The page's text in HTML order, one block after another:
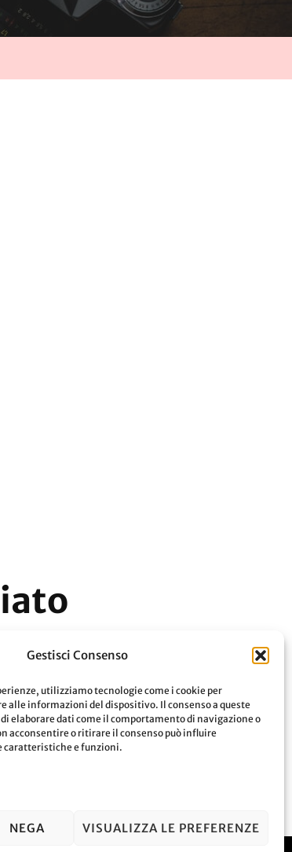
Gestisci Consenso
utilizziamo tecnologie come i cookie per
alle informazioni del dispositivo. Il consenso a queste
elaborare dati come il comportamento di navigazione o
acconsentire o ritirare il consenso può influire
caratteristiche e funzioni.
NEGA VISUALIZZA LE PREFERENZE
Leggi